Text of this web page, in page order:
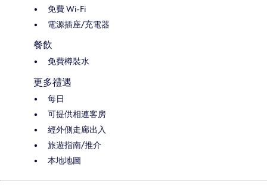
免費 Wi-Fi
電源插座/充電器
餐飲
免費樽裝水
更多禮遇
每日
可提供相連客房
經外側走廊出入
旅遊指南/推介
本地地圖